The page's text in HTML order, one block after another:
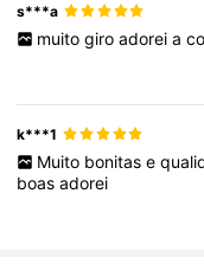
s***a
muito giro adorei a
k***1
Muito bonitas e
boasadorei